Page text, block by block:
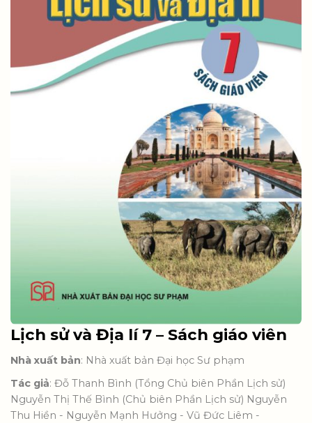
Lịch sử và Địa lí 7 – Sách giáo viên
Nhà xuất bản: Nhà xuất bản Đại học Sư phạm
Tác giả: Đỗ Thanh Bình (Tổng Chủ biên Phần Lịch sử)
Nguyễn Thị Thế Bình (Chủ biên Phần Lịch sử) Nguyễn
Thu Hiền - Nguyễn Mạnh Hưởng - Vũ Đức Liêm -